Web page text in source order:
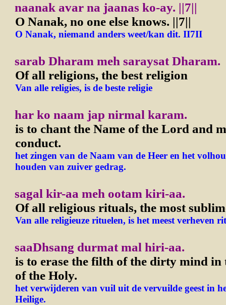
naanak avar na jaanas ko-ay. ||7||
O Nanak, no one else knows. ||7||
O Nanak, niemand anders weet/kan dit. II7II
sarab Dharam meh saraysat Dharam.
Of all religions, the best religion
Van alle religies, is de beste religie
har ko naam jap nirmal karam.
is to chant the Name of the Lord and
conduct.
het zingen van de Naam van de Heer en het
houden van zuiver gedrag.
sagal kir-aa meh ootam kiri-aa.
Of all religious rituals, the most
Van alle religieuze rituelen, is het meest verheven
saaDhsang durmat mal hiri-aa.
is to erase the filth of the dirty mind in
of the Holy.
het verwijderen van vuil uit de vervuilde geest in
Heilige.